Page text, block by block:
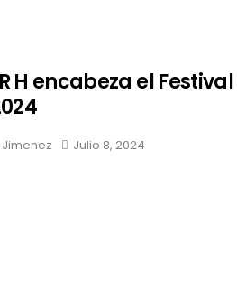
H encabeza el Festival
Jimenez Julio 8, 2024